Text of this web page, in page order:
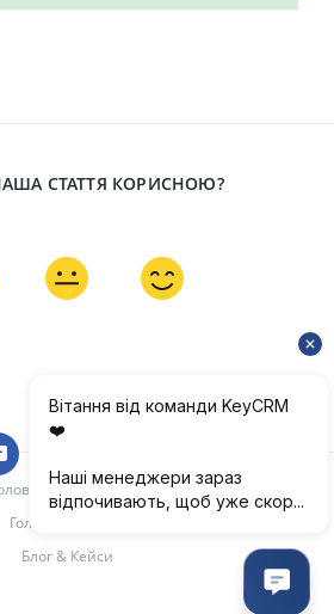
СТАТТЯ КОРИСНОЮ?
документації
Головна keyCRM
Блог & Кейси